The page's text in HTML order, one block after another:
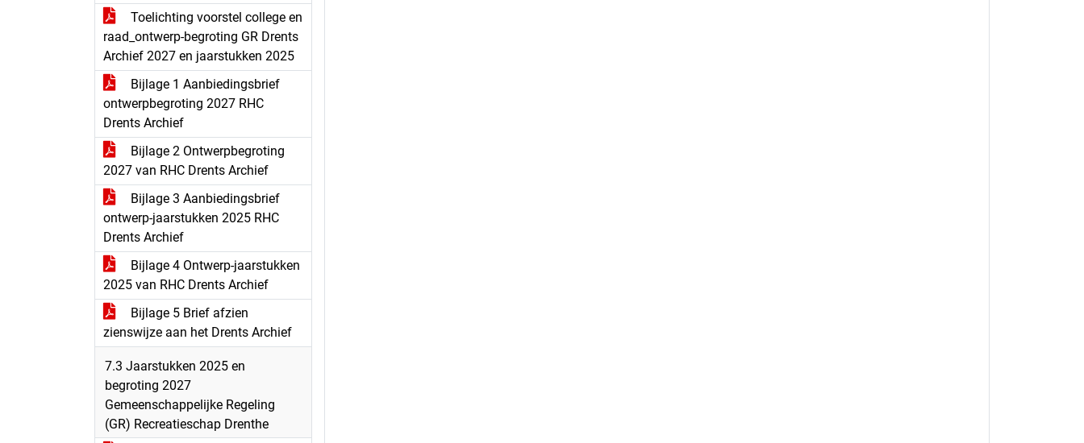
Toelichting voorstel college en
raad_ontwerp-begroting GR Drents
Archief 2027 en jaarstukken 2025
Bijlage 1 Aanbiedingsbrief
ontwerpbegroting 2027 RHC
Drents Archief
Bijlage 2 Ontwerpbegroting
2027 van RHC Drents Archief
Bijlage 3 Aanbiedingsbrief
ontwerp-jaarstukken 2025 RHC
Drents Archief
Bijlage 4 Ontwerp-jaarstukken
2025 van RHC Drents Archief
Bijlage 5 Brief afzien
zienswijze aan het Drents Archief
7.3 Jaarstukken 2025 en
begroting 2027
Gemeenschappelijke Regeling
(GR) Recreatieschap Drenthe